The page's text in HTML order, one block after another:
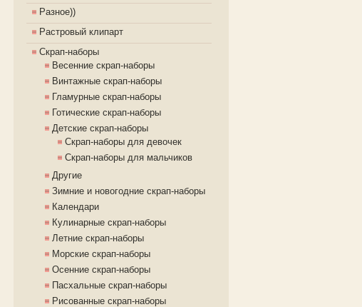
Разное))
Растровый клипарт
Скрап-наборы
Весенние скрап-наборы
Винтажные скрап-наборы
Гламурные скрап-наборы
Готические скрап-наборы
Детские скрап-наборы
Скрап-наборы для девочек
Скрап-наборы для мальчиков
Другие
Зимние и новогодние скрап-наборы
Календари
Кулинарные скрап-наборы
Летние скрап-наборы
Морские скрап-наборы
Осенние скрап-наборы
Пасхальные скрап-наборы
Рисованные скрап-наборы